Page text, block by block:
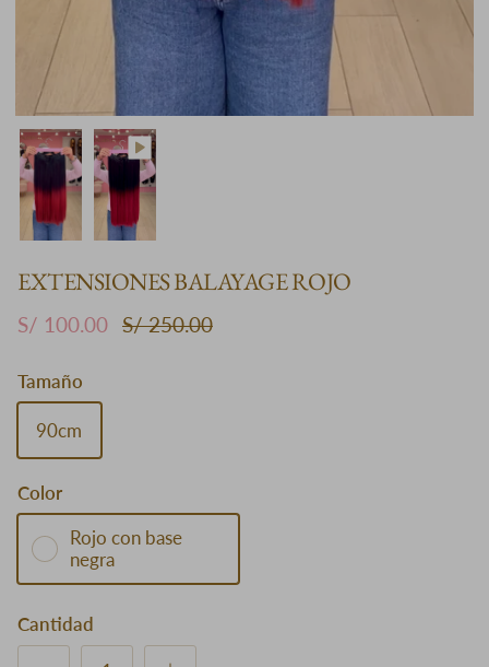
EXTENSIONES BALAYAGE ROJO
S/ 100.00 S/ 250.00
Tamaño
90cm
Color
Rojo con base
negra
Cantidad